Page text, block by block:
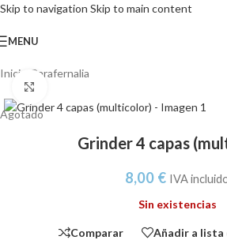
Skip to navigation Skip to main content
MENU
Inicio Parafernalia
Agotado
Grinder 4 capas
8,00 € IVA
Sin existencias
Comparar Añadir a lista